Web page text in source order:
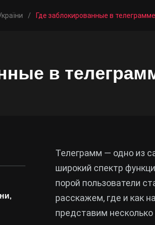
/ Где заблокированные в телеграмме
в
Телеграмм — одно из
широкий спектр
порой пользователи
расскажем, где и как
представим